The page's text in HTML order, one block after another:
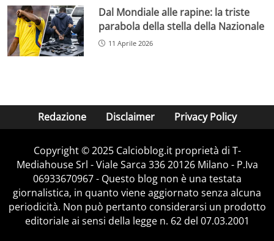
Dal Mondiale alle rapine: la triste
parabola della stella della Nazionale
11 Aprile 2026
Redazione Disclaimer Privacy Policy
Copyright © 2025 Calcioblog.it proprietà di T-
Mediahouse Srl - Viale Sarca 336 20126 Milano - P.Iva
06933670967 - Questo blog non è una testata
giornalistica, in quanto viene aggiornato senza alcuna
periodicità. Non può pertanto considerarsi un prodotto
editoriale ai sensi della legge n. 62 del 07.03.2001